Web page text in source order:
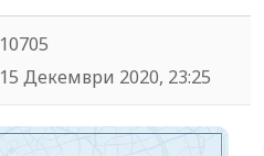
10705
15 Декември 2020, 23:25